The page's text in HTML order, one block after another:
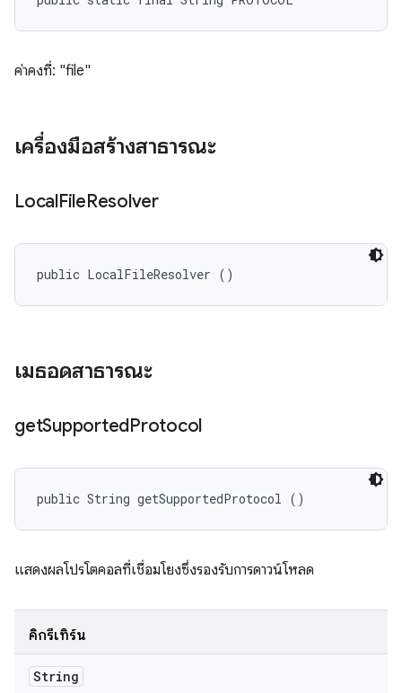
ค่าคงที่: "file"
เครื่องมือสร้างสาธารณะ
LocalFileResolver
public LocalFileResolver ()
เมธอดสาธารณะ
getSupportedProtocol
public String getSupportedProtocol ()
แสดงผลโปรโตคอลที่เชื่อมโยงซึ่งรองรับการดาวน์โหลด
คิกรีเทิร์น
String